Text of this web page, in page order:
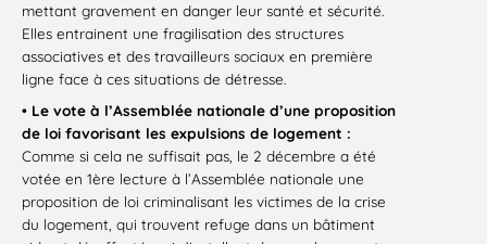
mettant gravement en danger leur santé et sécurité.
Elles entrainent une fragilisation des structures
associatives et des travailleurs sociaux en première
ligne face à ces situations de détresse.
• Le vote à l’Assemblée nationale d’une proposition
de loi favorisant les expulsions de logement :
Comme si cela ne suffisait pas, le 2 décembre a été
votée en 1ère lecture à l’Assemblée nationale une
proposition de loi criminalisant les victimes de la crise
du logement, qui trouvent refuge dans un bâtiment